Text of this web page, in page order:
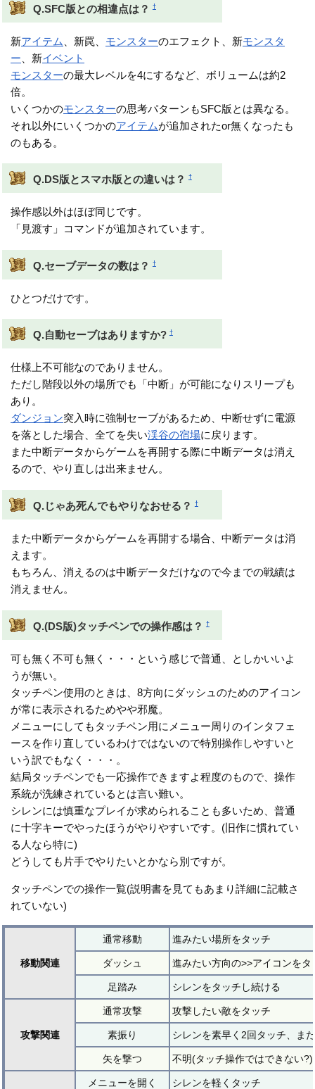
Q.SFC版との相違点は？ †
新アイテム 、新罠、 モンスターのエフェクト、新モンスタ
ー 、新イベント
モンスターの最大レベルを4にするなど、ボリュームは約2
倍。
いくつかのモンスターの思考パターンもSFC版とは異なる。
それ以外にいくつかのアイテムが追加されたor無くなったも
のもある。
Q.DS版とスマホ版との違いは？ †
操作感以外はほぼ同じです。
「見渡す」コマンドが追加されています。
Q.セーブデータの数は？ †
ひとつだけです。
Q.自動セーブはありますか? †
仕様上不可能なのでありません。
ただし階段以外の場所でも「中断」が可能になりスリープも
あり。
ダンジョン突入時に強制セーブがあるため、中断せずに電源
を落とした場合、全てを失い渓谷の宿場に戻ります。
また中断データからゲームを再開する際に中断データは消え
るので、やり直しは出来ません。
Q.じゃあ死んでもやりなおせる？ †
また中断データからゲームを再開する場合、中断データは消
えます。
もちろん、消えるのは中断データだけなので今までの戦績は
消えません。
Q.(DS版)タッチペンでの操作感は？ †
可も無く不可も無く・・・という感じで普通、としかいいよ
うが無い。
タッチペン使用のときは、8方向にダッシュのためのアイコン
が常に表示されるためやや邪魔。
メニューにしてもタッチペン用にメニュー周りのインタフェ
ースを作り直しているわけではないので特別操作しやすいと
いう訳でもなく・・・。
結局タッチペンでも一応操作できますよ程度のもので、操作
系統が洗練されているとは言い難い。
シレンには慎重なプレイが求められることも多いため、普通
に十字キーでやったほうがやりやすいです。(旧作に慣れてい
る人なら特に)
どうしても片手でやりたいとかなら別ですが。
タッチペンでの操作一覧(説明書を見てもあまり詳細に記載さ
れていない)
移動関連
通常移動 進みたい場所をタッチ
ダッシュ 進みたい方向の>>アイコンをタ
足踏み シレンをタッチし続ける
攻撃関連
通常攻撃 攻撃したい敵をタッチ
素振り シレンを素早く2回タッチ、ま
矢を撃つ 不明(タッチ操作ではできない?)
メニューを開く シレンを軽くタッチ